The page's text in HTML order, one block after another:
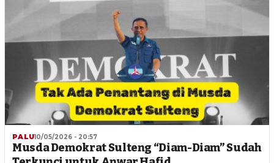
PALU10/05/2026 - 20:57
Musda Demokrat Sulteng “Diam-Diam” Sudah